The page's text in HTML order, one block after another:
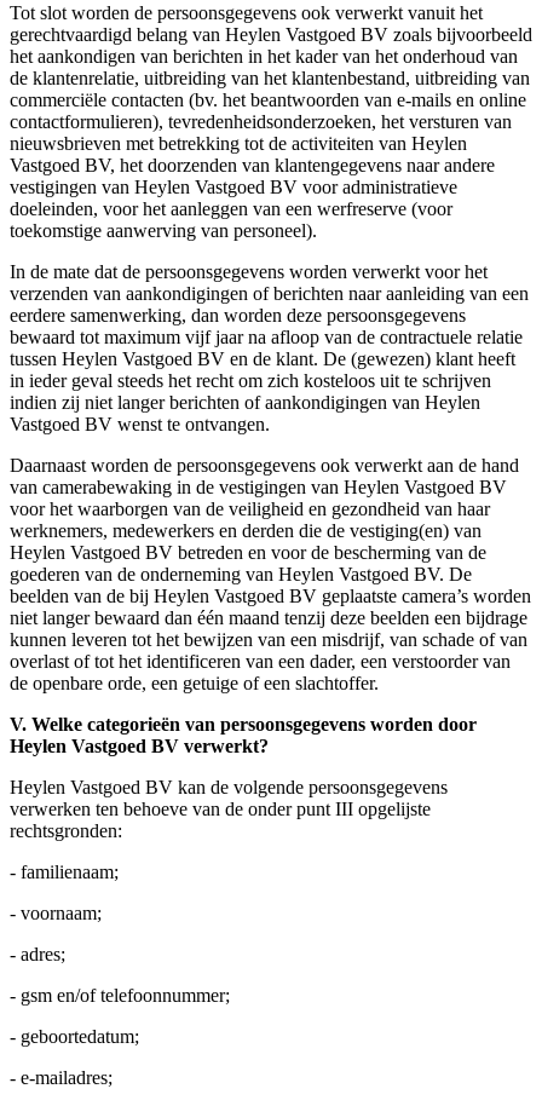
Tot slot worden de persoonsgegevens ook verwerkt vanuit het
gerechtvaardigd belang van Heylen Vastgoed BV zoals bijvoorbeeld
het aankondigen van berichten in het kader van het onderhoud van
de klantenrelatie, uitbreiding van het klantenbestand, uitbreiding van
commerciële contacten (bv. het beantwoorden van e-mails en online
contactformulieren), tevredenheidsonderzoeken, het versturen van
nieuwsbrieven met betrekking tot de activiteiten van Heylen
Vastgoed BV, het doorzenden van klantengegevens naar andere
vestigingen van Heylen Vastgoed BV voor administratieve
doeleinden, voor het aanleggen van een werfreserve (voor
toekomstige aanwerving van personeel).
In de mate dat de persoonsgegevens worden verwerkt voor het
verzenden van aankondigingen of berichten naar aanleiding van een
eerdere samenwerking, dan worden deze persoonsgegevens
bewaard tot maximum vijf jaar na afloop van de contractuele relatie
tussen Heylen Vastgoed BV en de klant. De (gewezen) klant heeft
in ieder geval steeds het recht om zich kosteloos uit te schrijven
indien zij niet langer berichten of aankondigingen van Heylen
Vastgoed BV wenst te ontvangen.
Daarnaast worden de persoonsgegevens ook verwerkt aan de hand
van camerabewaking in de vestigingen van Heylen Vastgoed BV
voor het waarborgen van de veiligheid en gezondheid van haar
werknemers, medewerkers en derden die de vestiging(en) van
Heylen Vastgoed BV betreden en voor de bescherming van de
goederen van de onderneming van Heylen Vastgoed BV. De
beelden van de bij Heylen Vastgoed BV geplaatste camera’s worden
niet langer bewaard dan één maand tenzij deze beelden een bijdrage
kunnen leveren tot het bewijzen van een misdrijf, van schade of van
overlast of tot het identificeren van een dader, een verstoorder van
de openbare orde, een getuige of een slachtoffer.
V. Welke categorieën van persoonsgegevens worden door
Heylen Vastgoed BV verwerkt?
Heylen Vastgoed BV kan de volgende persoonsgegevens
verwerken ten behoeve van de onder punt III opgelijste
rechtsgronden:
- familienaam;
- voornaam;
- adres;
- gsm en/of telefoonnummer;
- geboortedatum;
- e-mailadres;